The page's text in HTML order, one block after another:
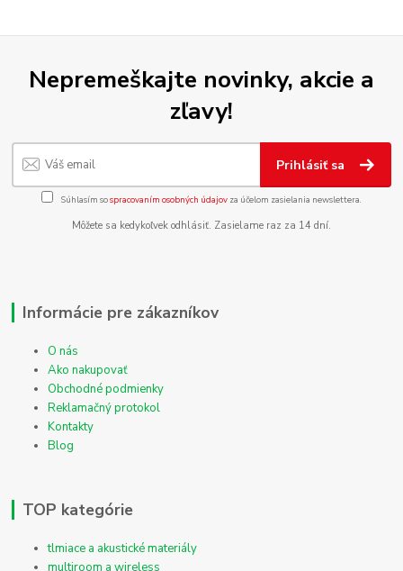
Nepremeškajte novinky, akcie a
zľavy!
Prihlásiť sa
Súhlasím sospracovaním osobných údajov za účelom zasielania newslettera.
Môžete sa kedykoľvek odhlásiť. Zasielame raz za 14 dní.
Informácie pre zákazníkov
O nás
Ako nakupovať
Obchodné podmienky
Reklamačný protokol
Kontakty
Blog
TOP kategórie
tlmiace a akustické materiály
multiroom a wireless